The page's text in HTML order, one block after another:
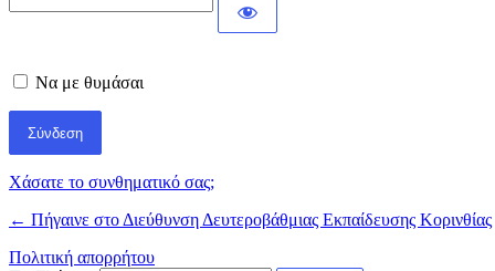
Να με θυμάσαι
Χάσατε το συνθηματικό σας;
← Πήγαινε στο Διεύθυνση Δευτεροβάθμιας Εκπαίδευσης Κορινθίας
Πολιτική απορρήτου